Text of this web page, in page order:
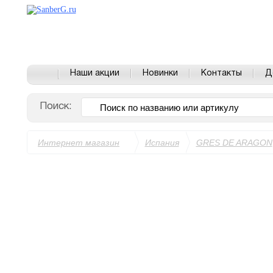
Наши акции Новинки Контакты
Поиск:
Интернет магазин Испания GRES DE ARAGON